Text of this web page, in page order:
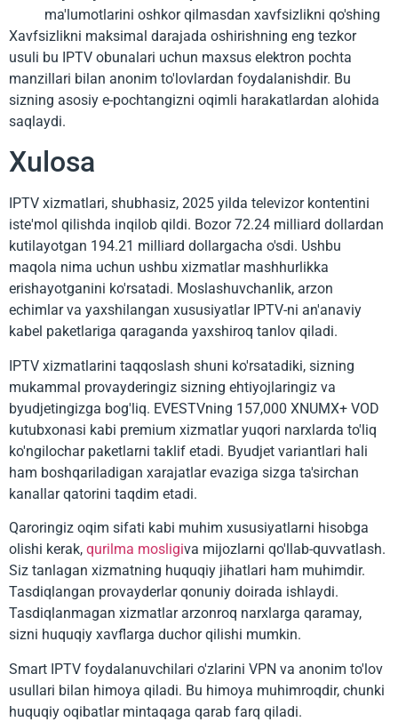
ma'lumotlarini oshkor qilmasdan xavfsizlikni qo'shing
Xavfsizlikni maksimal darajada oshirishning eng tezkor
usuli bu IPTV obunalari uchun maxsus elektron pochta
manzillari bilan anonim to'lovlardan foydalanishdir. Bu
sizning asosiy e-pochtangizni oqimli harakatlardan alohida
saqlaydi.
Xulosa
IPTV xizmatlari, shubhasiz, 2025 yilda televizor kontentini
iste'mol qilishda inqilob qildi. Bozor 72.24 milliard dollardan
kutilayotgan 194.21 milliard dollargacha o'sdi. Ushbu
maqola nima uchun ushbu xizmatlar mashhurlikka
erishayotganini ko'rsatadi. Moslashuvchanlik, arzon
echimlar va yaxshilangan xususiyatlar IPTV-ni an'anaviy
kabel paketlariga qaraganda yaxshiroq tanlov qiladi.
IPTV xizmatlarini taqqoslash shuni ko'rsatadiki, sizning
mukammal provayderingiz sizning ehtiyojlaringiz va
byudjetingizga bog'liq. EVESTVning 157,000 XNUMX+ VOD
kutubxonasi kabi premium xizmatlar yuqori narxlarda to'liq
ko'ngilochar paketlarni taklif etadi. Byudjet variantlari hali
ham boshqariladigan xarajatlar evaziga sizga ta'sirchan
kanallar qatorini taqdim etadi.
Qaroringiz oqim sifati kabi muhim xususiyatlarni hisobga
olishi kerak, qurilma mosligiva mijozlarni qo'llab-quvvatlash.
Siz tanlagan xizmatning huquqiy jihatlari ham muhimdir.
Tasdiqlangan provayderlar qonuniy doirada ishlaydi.
Tasdiqlanmagan xizmatlar arzonroq narxlarga qaramay,
sizni huquqiy xavflarga duchor qilishi mumkin.
Smart IPTV foydalanuvchilari o'zlarini VPN va anonim to'lov
usullari bilan himoya qiladi. Bu himoya muhimroqdir, chunki
huquqiy oqibatlar mintaqaga qarab farq qiladi.